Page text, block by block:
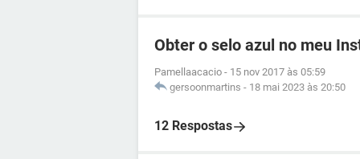
Obter o selo azul no meu
Pamellaacacio - 15 nov 2017 às 05:59
gersoonmartins - 18 mai 2023 às 20:50
12 Respostas